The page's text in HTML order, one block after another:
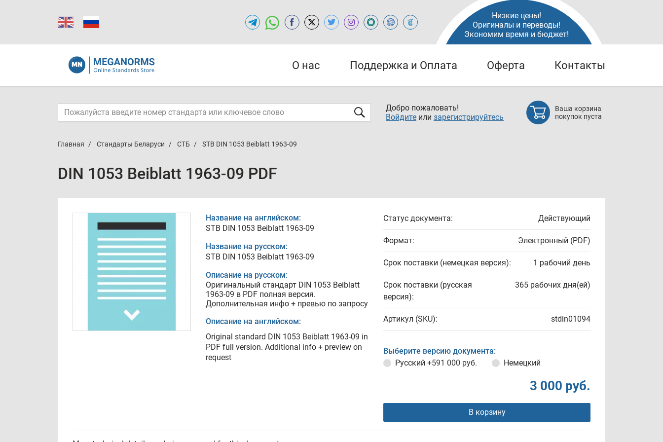
Низкие цены!
Оригиналы и переводы!
Экономим время и бюджет!
О нас Поддержка и Оплата Оферта Контакты
Добро пожаловать!
Войдите или зарегистрируйтесь
Ваша корзина
покупок пуста
Главная Стандарты Беларуси СТБ STB DIN 1053 Beiblatt 1963-09
DIN 1053 Beiblatt 1963-09 PDF
Название на английском:
STB DIN 1053 Beiblatt 1963-09
Название на русском:
STB DIN 1053 Beiblatt 1963-09
Описание на русском:
Оригинальный стандарт DIN 1053 Beiblatt
1963-09 в PDF полная версия.
Дополнительная инфо + превью по запросу
Описание на английском:
Original standard DIN 1053 Beiblatt 1963-09 in
PDF full version. Additional info + preview on
request
Статус документа: Действующий
Формат: Электронный (PDF)
Срок поставки (немецкая версия): 1 рабочий день
Срок поставки (русская
версия):
365 рабочих дня(ей)
Артикул (SKU): stdin01094
Выберите версию документа:
Русский +591 000 руб. Немецкий
3 000 руб.
В корзину